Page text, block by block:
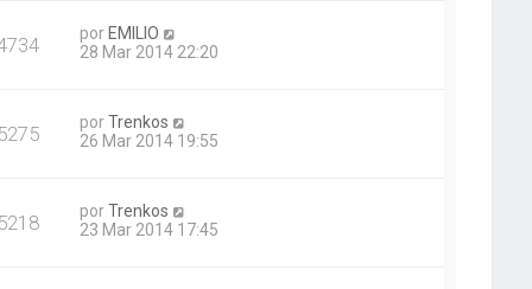
por EMILIO
28 Mar 2014 22:20
5275 porTrenkos
26 Mar 2014 19:55
5218 porTrenkos
23 Mar 2014 17:45